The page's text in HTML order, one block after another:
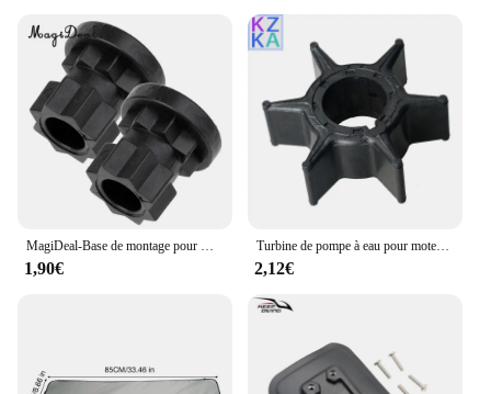
MagiDeal-Base de montage pour Kayak, en Nylon Durable, 1 paire/2 pièces, accessoires de rechange pour bateau, canoë, pêche
1,90€
Turbine de pompe à eau pour moteur hors-bord Yamaha 40 50 60 70HP 6H3-44352-00 697-44352 697-44352-00, pièces de moteur de bateau
2,12€